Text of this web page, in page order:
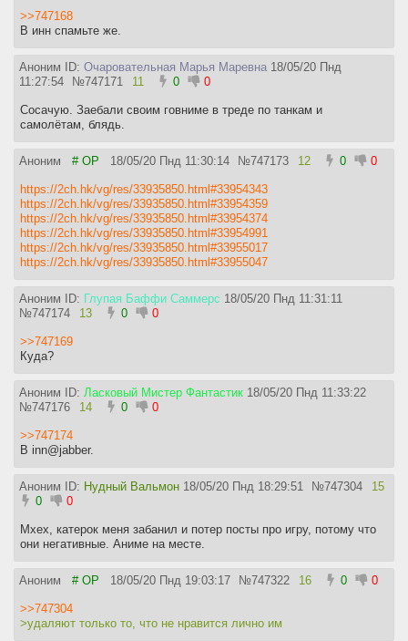
>>747168
В инн спамьте же.
Аноним ID: Очаровательная Марья Маревна 18/05/20 Пнд
11:27:54
№747171 11 0 0
Сосачую. Заебали своим говниме в треде по танкам и
самолётам, блядь.
Аноним # OP 18/05/20 Пнд 11:30:14 №747173 12 0 0
https://2ch.hk/vg/res/33935850.html#33954343
https://2ch.hk/vg/res/33935850.html#33954359
https://2ch.hk/vg/res/33935850.html#33954374
https://2ch.hk/vg/res/33935850.html#33954991
https://2ch.hk/vg/res/33935850.html#33955017
https://2ch.hk/vg/res/33935850.html#33955047
Аноним ID: Глупая Баффи Саммерс 18/05/20 Пнд 11:31:11
№747174 13 0 0
>>747169
Куда?
Аноним ID: Ласковый Мистер Фантастик 18/05/20 Пнд 11:33:22
№747176 14 0 0
>>747174
В inn@jabber.
Аноним ID: Нудный Вальмон 18/05/20 Пнд 18:29:51 №747304
15
0
0
Мхех, катерок меня забанил и потер посты про игру, потому что
они негативные. Аниме на месте.
Аноним # OP 18/05/20 Пнд 19:03:17 №747322 16 0 0
>>747304
>удаляют только то, что не нравится лично им